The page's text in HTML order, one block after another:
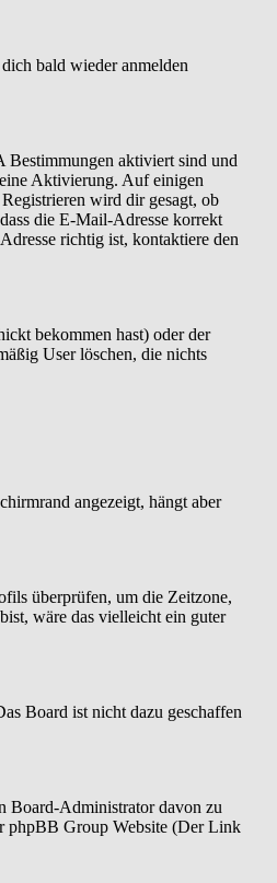
bald wieder anmelden
Bestimmungen aktiviert sind und
Aktivierung. Auf einigen
wird dir gesagt, ob
die E-Mail-Adresse korrekt
richtig ist, kontaktiere den
bekommen hast) oder der
User löschen, die nichts
angezeigt, hängt aber
überprüfen, um die Zeitzone,
wäre das vielleicht ein guter
Board ist nicht dazu geschaffen
Board-Administrator davon zu
phpBB Group Website (Der Link